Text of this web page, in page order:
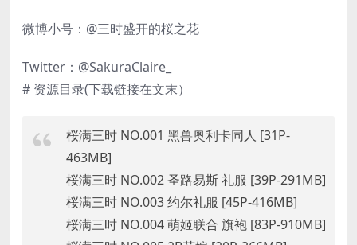
微博小号：@三时盛开的桜之花
Twitter：@SakuraClaire_
# 资源目录(下载链接在文末）
桜满三时 NO.001 黑兽奥利卡同人 [31P-
463MB]
桜满三时 NO.002 圣路易斯 礼服 [39P-291MB]
桜满三时 NO.003 约尔礼服 [45P-416MB]
桜满三时 NO.004 萌姬联合 旗袍 [83P-910MB]